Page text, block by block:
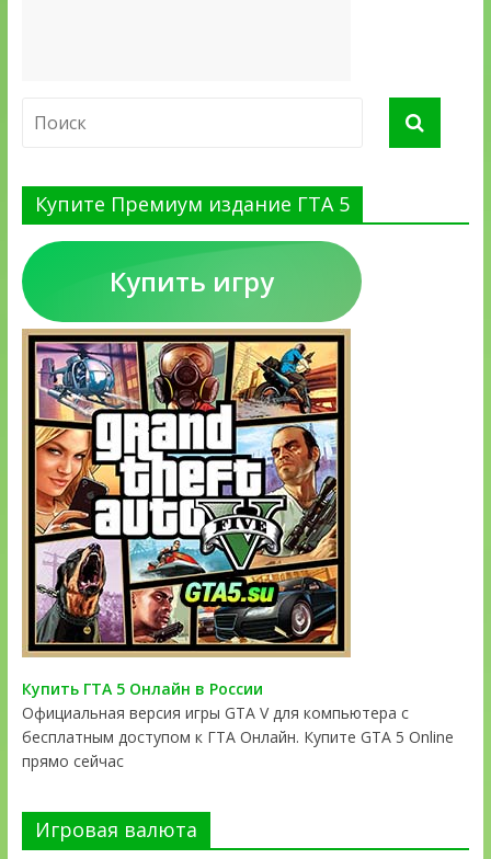
Купите Премиум издание ГТА 5
Купить игру
Купить ГТА 5 Онлайн в России
Официальная версия игры GTA V для компьютера с
бесплатным доступом к ГТА Онлайн. Купите GTA 5 Online
прямо сейчас
Игровая валюта